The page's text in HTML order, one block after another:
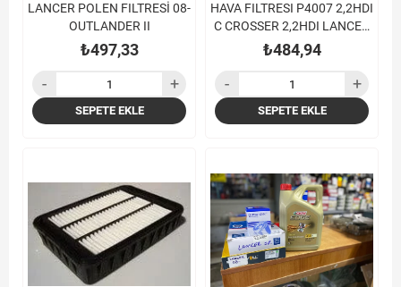
LANCER POLEN FILTRESİ 08-
OUTLANDER II
₺497,33
SEPETE EKLE
HAVA FILTRESI P4007 2,2HDI
C CROSSER 2,2HDI LANCER
X 08-
₺484,94
SEPETE EKLE